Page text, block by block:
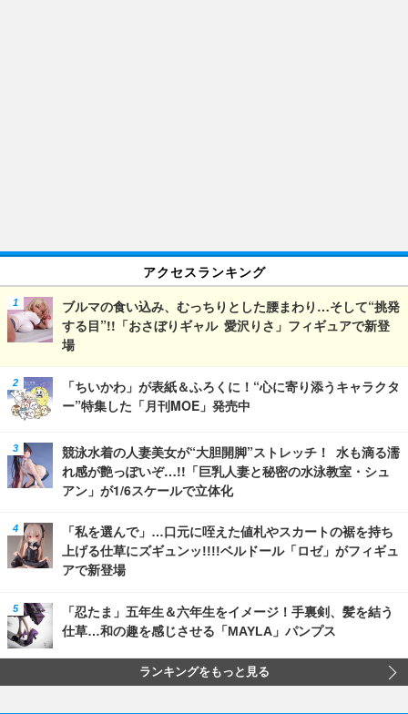
アクセスランキング
ブルマの食い込み、むっちりとした腰まわり…そして“挑発
する目”!!「おさぼりギャル 愛沢りさ」フィギュアで新登
場
「ちいかわ」が表紙＆ふろくに！“心に寄り添うキャラクタ
ー”特集した「月刊MOE」発売中
競泳水着の人妻美女が“大胆開脚”ストレッチ！ 水も滴る濡
れ感が艶っぽいぞ…!!「巨乳人妻と秘密の水泳教室・シュ
アン」が1/6スケールで立体化
「私を選んで」…口元に咥えた値札やスカートの裾を持ち
上げる仕草にズギュンッ!!!!ベルドール「ロゼ」がフィギュ
アで新登場
「忍たま」五年生＆六年生をイメージ！手裏剣、髪を結う
仕草…和の趣を感じさせる「MAYLA」パンプス
ランキングをもっと見る